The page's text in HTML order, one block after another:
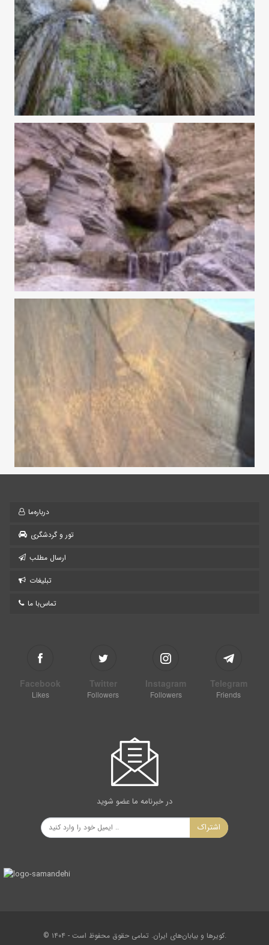
درباره‌ما
تور و گردشگری
ارسال مطلب
تبلیغات
تماس‌با ما
Facebook
Likes
Twitter
Followers
Instagram
Followers
Telegram
Friends
در خبرنامه ما عضو شوید
اشتراک
© ۱۴۰۴ - کویرها و بیابان‌های ایران. تمامی حقوق محفوظ است.